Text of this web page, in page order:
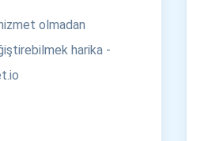
olmadan
harika -